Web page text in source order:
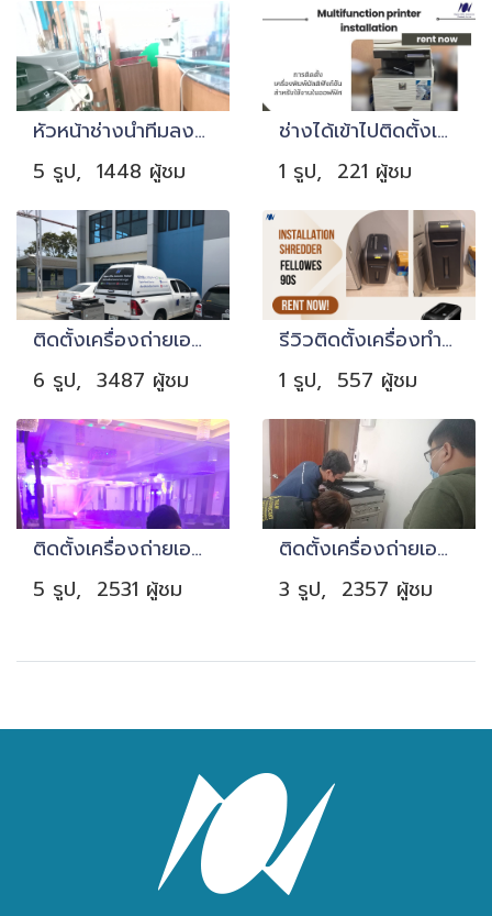
หัวหน้าช่างนำทีมลงพื้นที่เข้าซ่อมบำรุงเครื่อง
5 รูป, 1448 ผู้ชม
ช่างได้เข้าไปติดตั้งเครื่อง MX-2630 เรียบร้อยค่ะ☺️
1 รูป, 221 ผู้ชม
ติดตั้งเครื่องถ่ายเอกสาร จังหวัดชลบุรี แหลมฉบัง
6 รูป, 3487 ผู้ชม
รีวิวติดตั้งเครื่องทำลายเอกสาร ระยะเวลาเช่า 1 ปี
1 รูป, 557 ผู้ชม
ติดตั้งเครื่องถ่ายเอกสารงานอีเวนท์ วันเดียวก็เช่าได้!!
5 รูป, 2531 ผู้ชม
ติดตั้งเครื่องถ่ายเอกสาร กรุงเทพ
3 รูป, 2357 ผู้ชม